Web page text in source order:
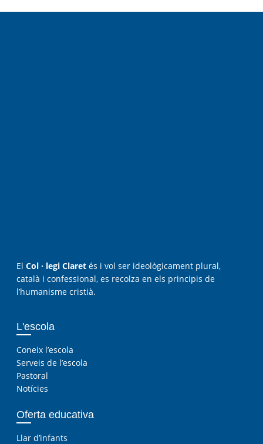
El Col · legi Claretés i vol ser ideològicament plural,
català i confessional, es recolza en els principis de
l’humanisme cristià.
L'escola
Coneix l’escola
Serveis de l’escola
Pastoral
Notícies
Oferta educativa
Llar d’infants